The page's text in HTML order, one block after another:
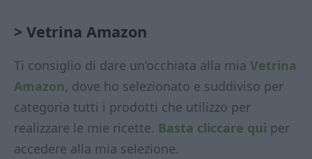
> Vetrina Amazon
Ti consiglio di dare un’occhiata alla mia Vetrina
Amazon, dove ho selezionato e suddiviso per
categoria tutti i prodotti che utilizzo per
realizzare le mie ricette. Basta cliccare qui per
accedere alla mia selezione.